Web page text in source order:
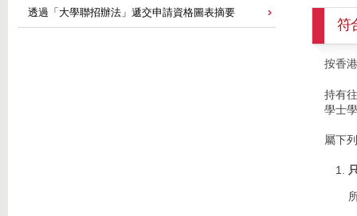
透過「大學聯招辦法」遞交申請資格圖表摘要
符
按香
持有
學士
屬下